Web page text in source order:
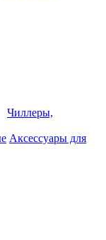
Чиллеры,
Аксессуары для